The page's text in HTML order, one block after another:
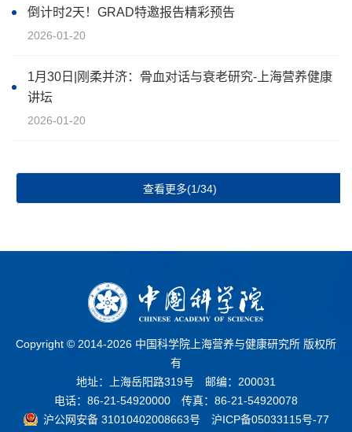
倒计时2天！GRAD特邀报告精彩预告
2026-01-20
1月30日|刚柔并济：骨血对话与衰老研究-上海营养健康
讲坛
2026-01-20
查看更多(1/34)
Copyright © 2014-2026 中国科学院上海营养与健康研究所 版权所
有
地址：上海岳阳路319号 邮编：200031
电话：86-21-54920000 传真：86-21-54920078
沪公网安备 31010402008663号
沪ICP备05033115号-77